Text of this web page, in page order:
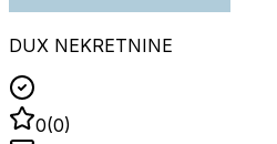
DUX NEKRETNINE
0(0)